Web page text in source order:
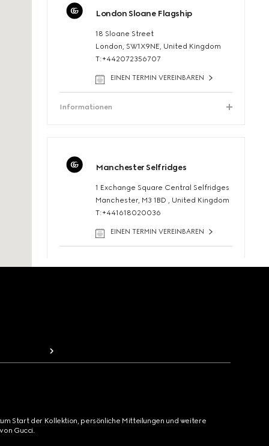
London Sloane Flagship
18 Sloane Street
London, SW1X9NE, United Kingdom
T:+442072356707
EINEN TERMIN VEREINBAREN
Informationen
Manchester Selfridges
1 Exchange Square Central Selfridges
Manchester, M3 1BD , United Kingdom
T:+441618020036
EINEN TERMIN VEREINBAREN
Kingdom
Informationen
Start der Kollektion, persönliche Mitteilungen und weitere
Gucci.